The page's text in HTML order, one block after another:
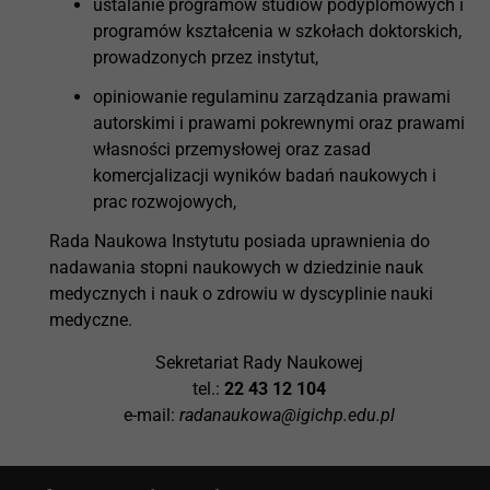
ustalanie programów studiów podyplomowych i
programów kształcenia w szkołach doktorskich,
prowadzonych przez instytut,
opiniowanie regulaminu zarządzania prawami
autorskimi i prawami pokrewnymi oraz prawami
własności przemysłowej oraz zasad
komercjalizacji wyników badań naukowych i
prac rozwojowych,
Rada Naukowa Instytutu posiada uprawnienia do
nadawania stopni naukowych w dziedzinie nauk
medycznych i nauk o zdrowiu w dyscyplinie nauki
medyczne.
Sekretariat Rady Naukowej
tel.: 22 43 12 104
e-mail: radanaukowa@igichp.edu.pl